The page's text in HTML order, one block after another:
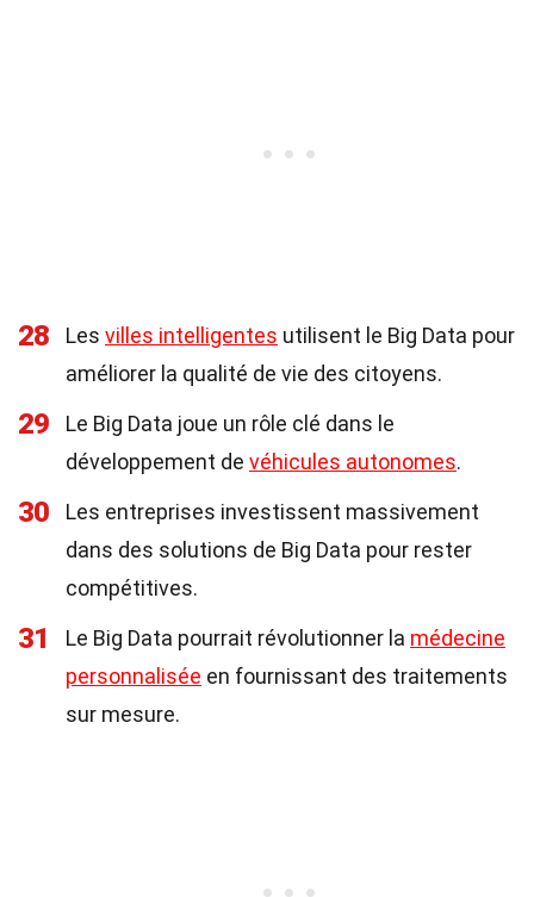
28 Les villes intelligentes utilisent le Big Data pour
améliorer la qualité de vie des citoyens.
29
Le Big Data joue un rôle clé dans le
développement de véhicules autonomes.
30
Les entreprises investissent massivement
dans des solutions de Big Data pour rester
compétitives.
31 Le Big Data pourrait révolutionner la médecine
personnalisée en fournissant des traitements
sur mesure.